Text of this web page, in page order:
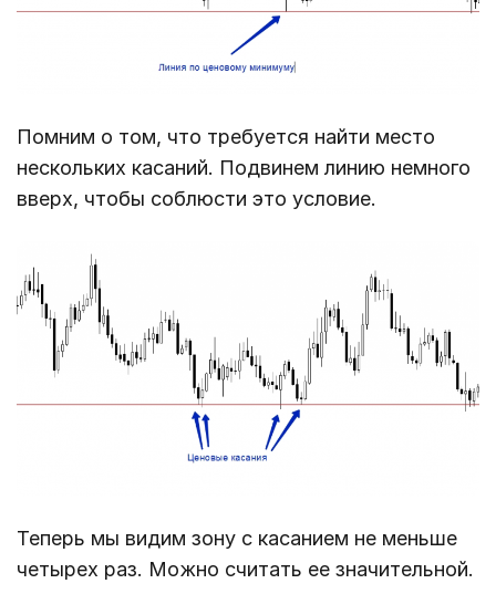
Помним о том, что требуется найти место
нескольких касаний. Подвинем линию немного
вверх, чтобы соблюсти это условие.
Теперь мы видим зону с касанием не меньше
четырех раз. Можно считать ее значительной.